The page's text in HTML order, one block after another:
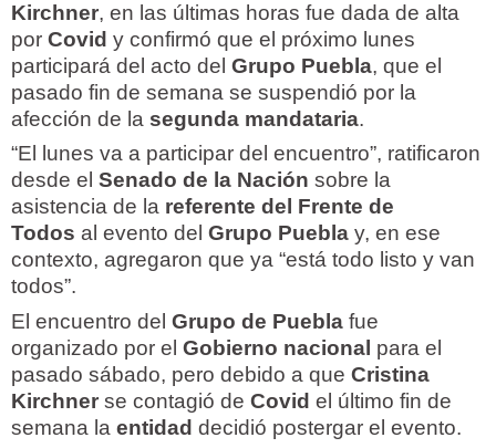
Kirchner, en las últimas horas fue dada de alta
por Covid y confirmó que el próximo lunes
participará del acto del Grupo Puebla, que el
pasado fin de semana se suspendió por la
afección de la segunda mandataria.
“El lunes va a participar del encuentro”, ratificaron
desde el Senado de la Nación sobre la
asistencia de la referente del Frente de
Todos al evento del Grupo Puebla y, en ese
contexto, agregaron que ya “está todo listo y van
todos”.
El encuentro del Grupo de Puebla fue
organizado por el Gobierno nacional para el
pasado sábado, pero debido a que Cristina
Kirchner se contagió de Covid el último fin de
semana la entidad decidió postergar el evento.